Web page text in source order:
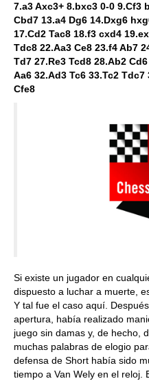
7.a3 Axc3+ 8.bxc3 0-0 9.Cf3
Cbd7 13.a4 Dg6 14.Dxg6
17.Cd2 Tac8 18.f3 cxd4
Tdc8 22.Aa3 Ce8 23.f4 Ab7
Td7 27.Re3 Tcd8 28.Ab2
Aa6 32.Ad3 Tc6 33.Tc2 Tdc7
Cfe8
Si existe un jugador en
dispuesto a luchar a muerte,
Y tal fue el caso aquí.
apertura, había realizado
juego sin damas y, de hecho,
muchas palabras de elogio
defensa de Short había sido
tiempo a Van Wely en el reloj.